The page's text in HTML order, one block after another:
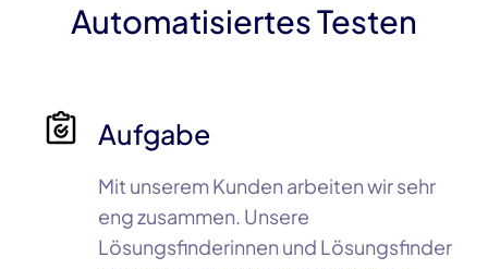
Automatisiertes Testen
Aufgabe
Mit unserem Kunden arbeiten wir sehr
eng zusammen. Unsere
Lösungsfinderinnen und Lösungsfinder